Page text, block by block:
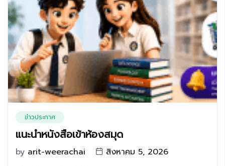
ข่าวประกาศ
แนะนำหนังสือเข้าห้องสมุด
by arit-weerachai
สิงหาคม 5, 2026